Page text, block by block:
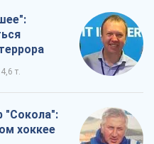
4,6 т.
"Сокола":
хоккее